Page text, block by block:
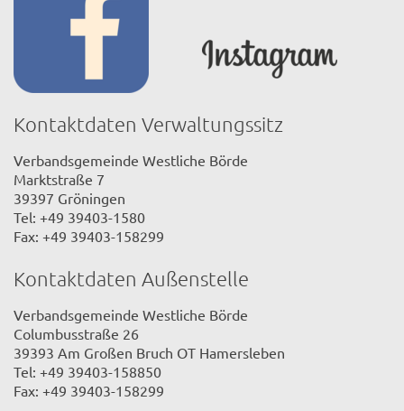
Kontaktdaten Verwaltungssitz
Verbandsgemeinde Westliche Börde
Marktstraße 7
39397 Gröningen
Tel: +49 39403-1580
Fax: +49 39403-158299
Kontaktdaten Außenstelle
Verbandsgemeinde Westliche Börde
Columbusstraße 26
39393 Am Großen Bruch OT Hamersleben
Tel: +49 39403-158850
Fax: +49 39403-158299